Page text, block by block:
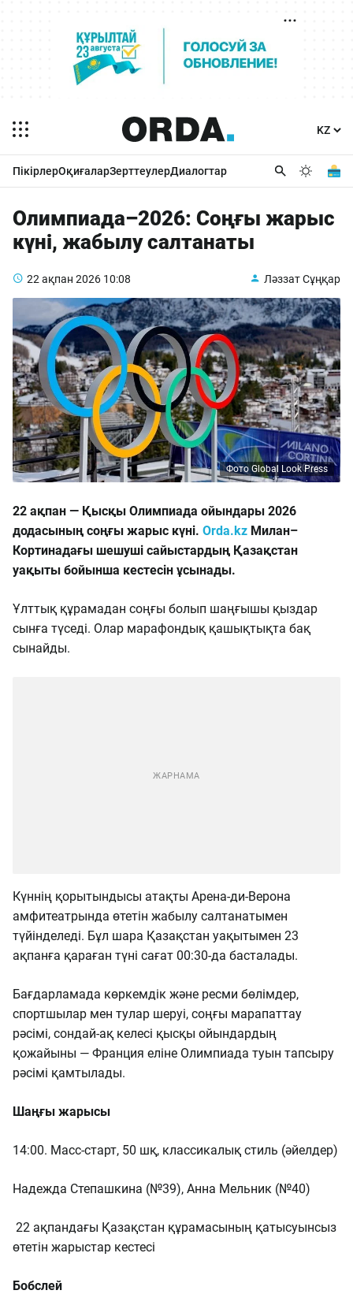
ПікірлерОқиғаларЗерттеулерДиалогтар
Олимпиада–2026: Соңғы жарыс
күні, жабылу салтанаты
22 ақпан 2026 10:08 Ләззат Сұңқар
Фото Global Look Press
22 ақпан — Қысқы Олимпиада ойындары 2026
додасының соңғы жарыс күні. Оrda.kz Милан–
Кортинадағы шешуші сайыстардың Қазақстан
уақыты бойынша кестесін ұсынады.
Ұлттық құрамадан соңғы болып шаңғышы қыздар
сынға түседі. Олар марафондық қашықтықта бақ
сынайды.
Күннің қорытындысы атақты Арена-ди-Верона
амфитеатрында өтетін жабылу салтанатымен
түйінделеді. Бұл шара Қазақстан уақытымен 23
ақпанға қараған түні сағат 00:30-да басталады.
Бағдарламада көркемдік және ресми бөлімдер,
спортшылар мен тулар шеруі, соңғы марапаттау
рәсімі, сондай-ақ келесі қысқы ойындардың
қожайыны — Франция еліне Олимпиада туын тапсыру
рәсімі қамтылады.
Шаңғы жарысы
14:00. Масс-старт, 50 шқ, классикалық стиль (әйелдер)
Надежда Степашкина (№39), Анна Мельник (№40)
22 ақпандағы Қазақстан құрамасының қатысуынсыз
өтетін жарыстар кестесі
Бобслей